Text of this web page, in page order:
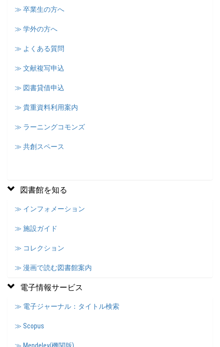
≫ 卒業生の方へ
≫ 学外の方へ
≫ よくある質問
≫ 文献複写申込
≫ 図書貸借申込
≫ 貴重資料利用案内
≫ ラーニングコモンズ
≫ 共創スペース
図書館を知る
≫ インフォメーション
≫ 施設ガイド
≫ コレクション
≫ 漫画で読む図書館案内
電子情報サービス
≫ 電子ジャーナル：タイトル検索
≫ Scopus